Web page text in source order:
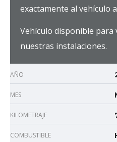
exactamente al vehículo
Vehículo disponible para
nuestras instalaciones.
AÑO
MES
KILOMETRAJE
COMBUSTIBLE